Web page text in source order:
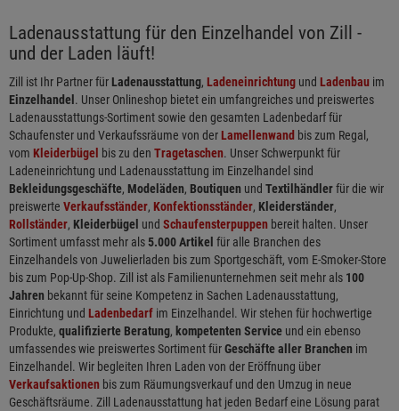
Ladenausstattung für den Einzelhandel von Zill -
und der Laden läuft!
Zill ist Ihr Partner für Ladenausstattung, Ladeneinrichtung und Ladenbau im
Einzelhandel . Unser Onlineshop bietet ein umfangreiches und preiswertes
Ladenausstattungs-Sortiment sowie den gesamten Ladenbedarf für
Schaufenster und Verkaufssräume von derLamellenwand bis zum Regal,
vom Kleiderbügel bis zu den Tragetaschen. Unser Schwerpunkt für
Ladeneinrichtung und Ladenausstattung im Einzelhandel sind
Bekleidungsgeschäfte, Modeläden, Boutiquen und Textilhändlerfür die wir
preiswerte Verkaufsständer, Konfektionsständer, Kleiderständer,
Rollständer, Kleiderbügel und Schaufensterpuppen bereit halten. Unser
Sortiment umfasst mehr als5.000 Artikel für alle Branchen des
Einzelhandels von Juwelierladen bis zum Sportgeschäft, vom E-Smoker-Store
bis zum Pop-Up-Shop. Zill ist als Familienunternehmen seit mehr als 100
Jahren bekannt für seine Kompetenz in Sachen Ladenausstattung,
Einrichtung und Ladenbedarf im Einzelhandel. Wir stehen für hochwertige
Produkte, qualifizierte Beratung, kompetenten Service und ein ebenso
umfassendes wie preiswertes Sortiment fürGeschäfte aller Branchen im
Einzelhandel. Wir begleiten Ihren Laden von der Eröffnung über
Verkaufsaktionen bis zum Räumungsverkauf und den Umzug in neue
Geschäftsräume. Zill Ladenausstattung hat jeden Bedarf eine Lösung parat